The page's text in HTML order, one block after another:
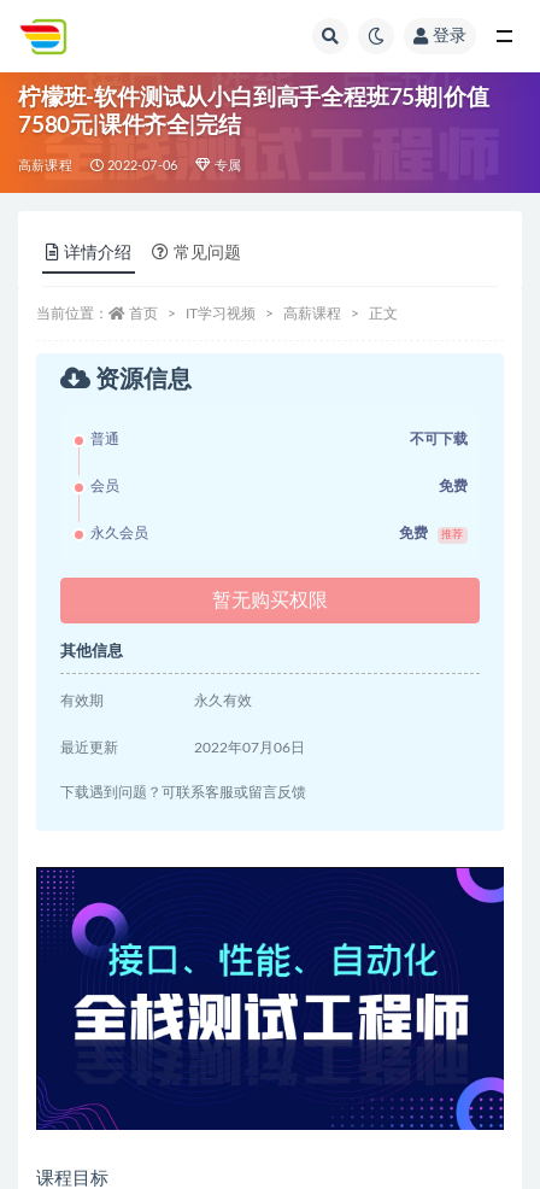
登录
柠檬班-软件测试从小白到高手全程班75期|价值
7580元|课件齐全|完结
高薪课程 2022-07-06 专属
详情介绍 常见问题
当前位置： 首页 IT学习视频 高薪课程 正文
资源信息
普通 不可下载
会员 免费
永久会员 免费 推荐
暂无购买权限
其他信息
有效期 永久有效
最近更新 2022年07月06日
下载遇到问题？可联系客服或留言反馈
课程目标